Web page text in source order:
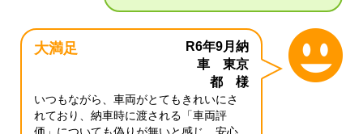
大満足
R6年9月納
車 東京
都 様
いつもながら、車両がとてもきれいにさ
れており、納車時に渡される「車両評